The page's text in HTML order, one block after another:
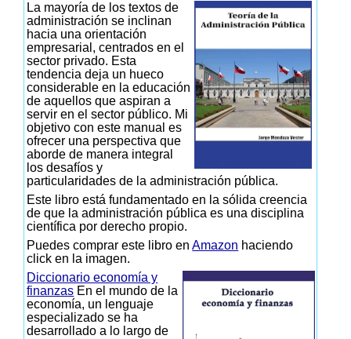
La mayoría de los textos de
administración se inclinan
hacia una orientación
empresarial, centrados en el
sector privado. Esta
tendencia deja un hueco
considerable en la educación
de aquellos que aspiran a
servir en el sector público. Mi
objetivo con este manual es
ofrecer una perspectiva que
aborde de manera integral
los desafíos y
particularidades de la administración pública.
Este libro está fundamentado en la sólida creencia
de que la administración pública es una disciplina
científica por derecho propio.
Puedes comprar este libro enAmazon haciendo
click en la imagen.
Diccionario economía y
finanzas En el mundo de la
economía, un lenguaje
especializado se ha
desarrollado a lo largo de